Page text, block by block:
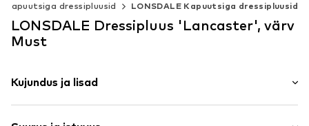
Kapuutsiga dressipluusid LONSDALE Kapuutsiga dressipluusid
LONSDALE Dressipluus 'Lancaster', värv
Must
Kujundus ja lisad